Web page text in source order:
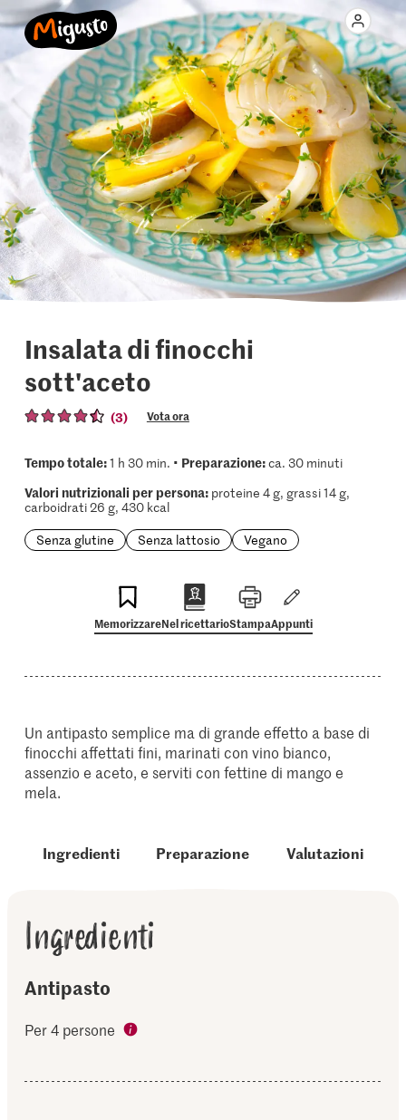
Insalata di finocchi
sott'aceto
(3) Vota ora
Tempo totale:1 h 30 min. • Preparazione:ca. 30 minuti
Valori nutrizionali per persona:proteine 4 g, grassi 14 g,
carboidrati 26 g, 430 kcal
Senza glutine
Senza lattosio Vegano
MemorizzareNel ricettarioStampaAppunti
Un antipasto semplice ma di grande effetto a base di
finocchi affettati fini, marinati con vino bianco,
assenzio e aceto, e serviti con fettine di mango e
mela.
Ingredienti Preparazione Valutazioni
Ingredienti
Antipasto
Per 4 persone